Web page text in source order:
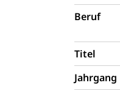
Beruf
Titel
Jahrgang
Kranken-
Soziales und
Sucht und Drogen
Drogenabhängigkeit,
Drogenabhängige,
Betäubungsmittel,